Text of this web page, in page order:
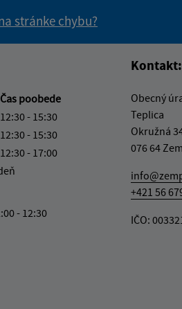
stránke chybu?
Čas poobede
12:30 - 15:30
12:30 - 15:30
12:30 - 17:00
- 12:30
Kontakt:
Obecný
Teplica
Okružná
076 64
+421 56
IČO: